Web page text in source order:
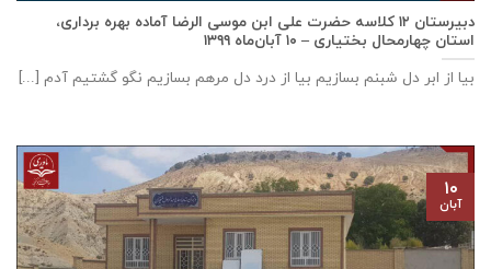
دبيرستان ١٢ كلاسه حضرت علی ابن موسی الرضا آماده بهره برداری،
استان چهارمحال بختياری – ۱۰ آبان‌ماه ۱۳۹۹
بیا از ابر دل شبنم بسازیم بیا از درد دل مرهم بسازیم نگو گشتیم آدم [...]
۱۰
آبان